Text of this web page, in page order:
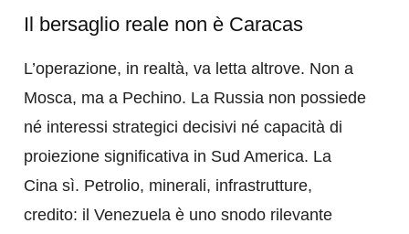
Il bersaglio reale non è Caracas
L’operazione, in realtà, va letta altrove. Non a
Mosca, ma a Pechino. La Russia non possiede
né interessi strategici decisivi né capacità di
proiezione significativa in Sud America. La
Cina sì. Petrolio, minerali, infrastrutture,
credito: il Venezuela è uno snodo rilevante